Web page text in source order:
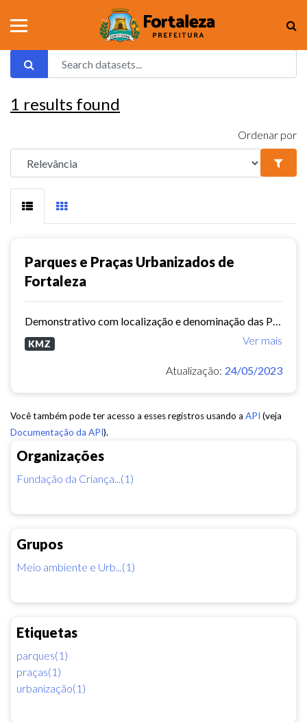
Organizações
Fundação da Criança...(1)
Grupos
Meio ambiente e Urb...(1)
Etiquetas
parques(1)
praças(1)
urbanização(1)
1 results found
Ordenar por
Parques e Praças Urbanizados de
Fortaleza
Ver mais
KMZ
Atualização: 24/05/2023
Você também pode ter acesso a esses registros usando a API (veja
Documentação da API).